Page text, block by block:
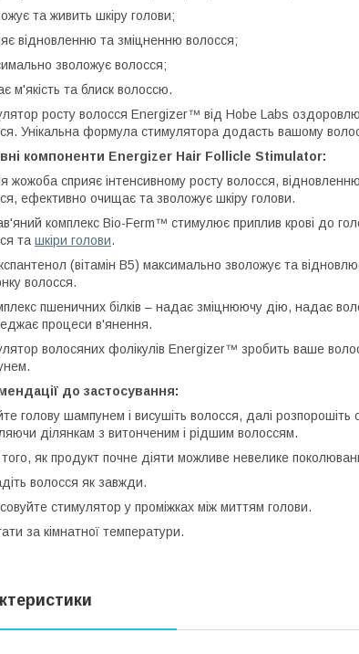
та живить шкіру голови;
відновленню та зміцненню волосся;
зволожує волосся;
м'якість та блиск волоссю.
росту волосся Energizer™ від Hobe Labs
Унікальна формула стимулятора додасть вашому
компоненти Energizer Hair Follicle Stimulator:
жожоба сприяє інтенсивному росту волосся,
ефективно очищає та зволожує шкіру голови.
комплекс Bio-Ferm™ стимулює приплив крові до
та шкіри голови.
(вітамін B5) максимально зволожує та
волосся.
пшеничних білків – надає зміцнюючу дію, надає
процеси в'янення.
волосяних фолікулів Energizer™ зробить ваше
до застосування:
голову шампунем і висушіть волосся, далі розпорошіть
ділянкам з витонченим і рідшим волоссям.
того, як продукт почне діяти можливе невелике
волосся як завжди.
стимулятор у проміжках між миттям голови.
за кімнатної температури.